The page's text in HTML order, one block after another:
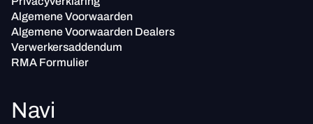
Algemene Voorwaarden
Algemene Voorwaarden Dealers
Verwerkersaddendum
RMA Formulier
Navi